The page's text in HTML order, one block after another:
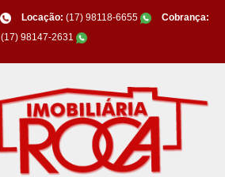
Locação: (17) 98118-6655
Cobrança:
(17) 98147-2631